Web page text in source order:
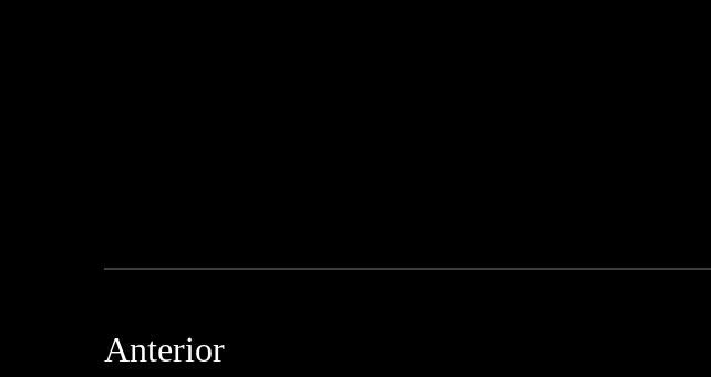
Anterior